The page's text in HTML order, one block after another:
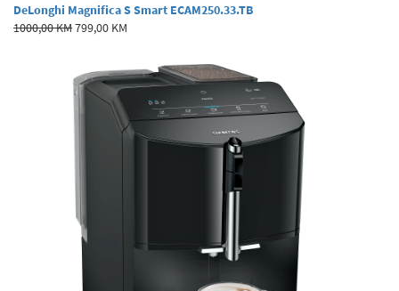
DeLonghi Magnifica S Smart ECAM250.33.TB
1000,00 KM799,00 KM